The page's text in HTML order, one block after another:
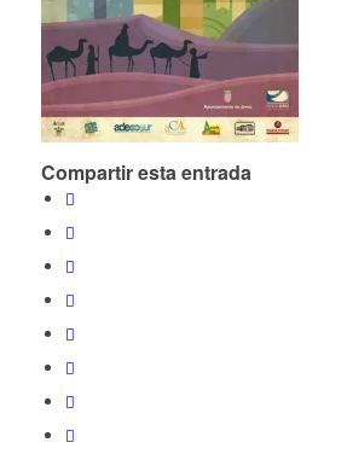
Compartir esta entrada